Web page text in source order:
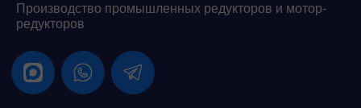
Производство промышленных редукторов и мотор-
редукторов